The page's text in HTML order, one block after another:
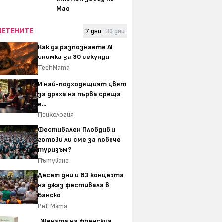
Мао
7 дни 30 дни
Как да разпознаете AI
снимка за 30 секунди
TechMama
И най-подходящият цвят
за дреха на първа среща
е...
Психология
Фестивален Пловдив и
готови ли сме за повече
туризъм?
Пътуване
Десет дни и 83 концерта
на джаз фестивала в
Банско
Pet Mama